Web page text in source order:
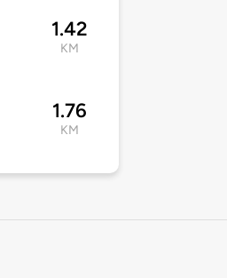
1.42
KM
1.76
KM